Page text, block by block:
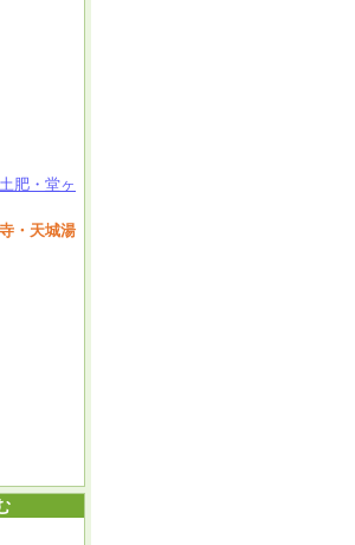
肥・堂ヶ
・天城湯